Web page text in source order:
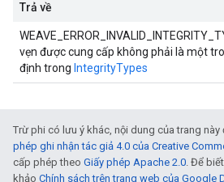
Trả về
vẹn được cung cấp không phải là một
định trong IntegrityTypes
Trừ phi có lưu ý khác, nội dung của trang
phép ghi nhận tác giả 4.0 của Creative
cấp phép theo Giấy phép Apache 2.0. Để
khảo Chính sách trên trang web của Google